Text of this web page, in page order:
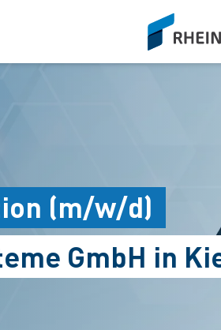
siteLogo
(m/w/d)
GmbH in